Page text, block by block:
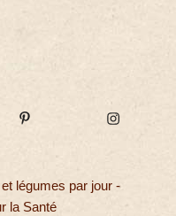
légumes par jour -
la Santé